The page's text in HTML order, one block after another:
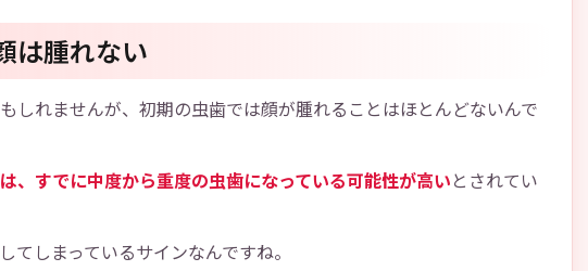
は腫れない
しれませんが、初期の虫歯では顔が腫れることはほとんどないんで
、すでに中度から重度の虫歯になっている可能性が高いとされてい
てしまっているサインなんですね。